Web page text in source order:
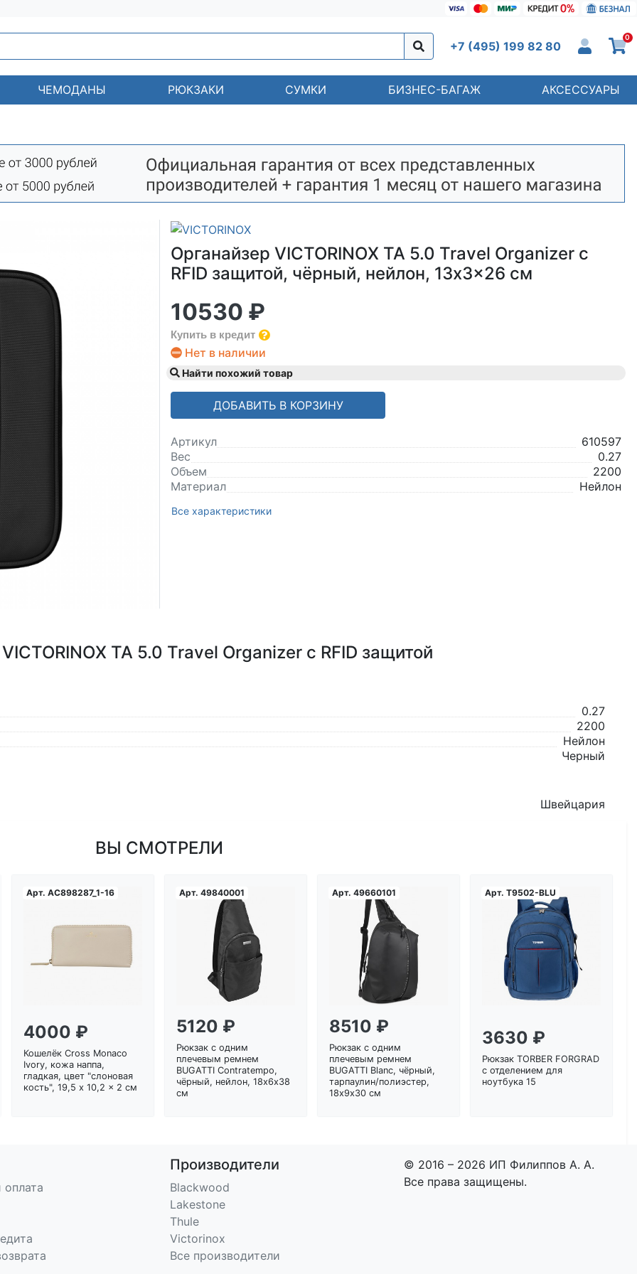
+7 (495) 199 82 80
0
ЧЕМОДАНЫ РЮКЗАКИ СУМКИ БИЗНЕС-БАГАЖ АКСЕССУАРЫ
Органайзер VICTORINOX TA 5.0 Travel Organizer с
RFID защитой, чёрный, нейлон, 13x3x26 см
10530 ₽
Купить в кредит
Нет в наличии
Найти похожий товар
ДОБАВИТЬ В КОРЗИНУ
Артикул
610597
Вес
0.27
Объем
2200
Материал
Нейлон
Все характеристики
TA 5.0 Travel Organizer с RFID защитой
0.27
2200
Нейлон
Черный
Швейцария
ВЫ СМОТРЕЛИ
Арт. AC898287_1-16
4000 ₽
Кошелёк Cross Monaco
Ivory, кожа наппа,
гладкая, цвет "слоновая
кость", 19,5 x 10,2 x 2 см
Арт. 49840001
Загрузка...
5120 ₽
Рюкзак с одним
плечевым ремнем
BUGATTI Contratempo,
чёрный, нейлон, 18х6х38
см
Арт. 49660101
Загрузка...
8510 ₽
Рюкзак с одним
плечевым ремнем
BUGATTI Blanc, чёрный,
тарпаулин/полиэстер,
18х9х30 см
Арт. T9502-BLU
Загрузка...
3630 ₽
Рюкзак TORBER FORGRAD
с отделением для
ноутбука 15
Производители
Blackwood
Lakestone
Thule
Victorinox
Все производители
© 2016 – 2026 ИП Филиппов А. А.
Все права защищены.